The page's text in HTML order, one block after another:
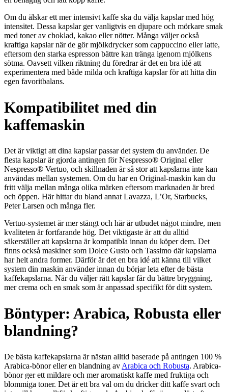
Om du älskar ett mer intensivt kaffe ska du välja kapslar med hög
intensitet. Dessa kapslar ger vanligtvis en djupare och mörkare smak
med toner av choklad, kakao eller nötter. Många väljer också
kraftiga kapslar när de gör mjölkdrycker som cappuccino eller latte,
eftersom den starka espresson bättre kan tränga igenom mjölkens
sötma. Oavsett vilken riktning du föredrar är det en bra idé att
experimentera med både milda och kraftiga kapslar för att hitta din
egen favoritbalans.
Kompatibilitet med din
kaffemaskin
Det är viktigt att dina kapslar passar det system du använder. De
flesta kapslar är gjorda antingen för Nespresso® Original eller
Nespresso® Vertuo, och skillnaden är så stor att kapslarna inte kan
användas mellan systemen. Om du har en Original-maskin kan du
fritt välja mellan många olika märken eftersom marknaden är bred
och öppen. Här hittar du bland annat Lavazza, L’Or, Starbucks,
Peter Larsen och många fler.
Vertuo-systemet är mer stängt och här är utbudet något mindre, men
kvaliteten är fortfarande hög. Det viktigaste är att du alltid
säkerställer att kapslarna är kompatibla innan du köper dem. Det
finns också maskiner som Dolce Gusto och Tassimo där kapslarna
har helt andra former. Därför är det en bra idé att känna till vilket
system din maskin använder innan du börjar leta efter de bästa
kaffekapslarna. När du väljer rätt kapslar får du bättre bryggning,
mer crema och en smak som är anpassad specifikt för ditt system.
Böntyper: Arabica, Robusta eller
blandning?
De bästa kaffekapslarna är nästan alltid baserade på antingen 100 %
Arabica-bönor eller en blandning av Arabica och Robusta. Arabica-
bönor ger ett mildare och mer aromatiskt kaffe med fruktiga och
blommiga toner. Det är ett bra val om du dricker ditt kaffe svart och